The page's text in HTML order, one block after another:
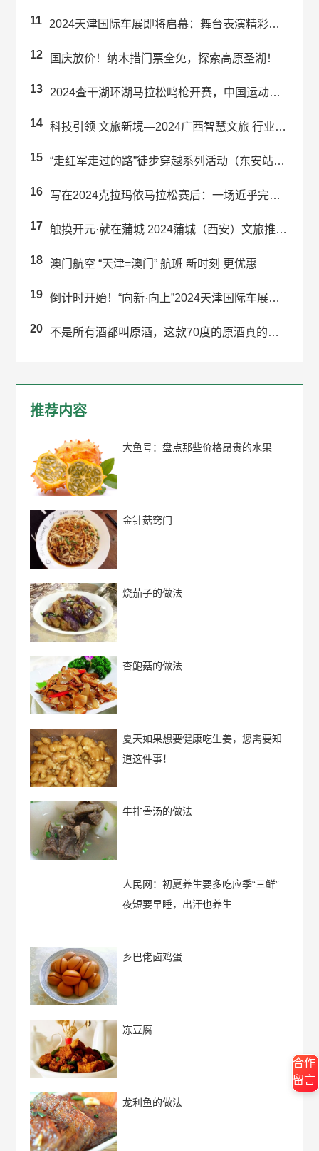
11 2024天津国际车展即将启幕：舞台表演精彩纷呈！
12 国庆放价！纳木措门票全免，探索高原圣湖！
13 2024查干湖环湖马拉松鸣枪开赛，中国运动员包揽男女子冠军
14 科技引领 文旅新境—2024广西智慧文旅 行业交流大会在南宁成功举办
15 “走红军走过的路”徒步穿越系列活动（东安站）暨舜皇山首届登山活动举行
16 写在2024克拉玛依马拉松赛后：一场近乎完美的“双向奔赴”
17 触摸开元·就在蒲城 2024蒲城（西安）文旅推介会成功举办
18 澳门航空 “天津=澳门” 航班 新时刻 更优惠
19 倒计时开始！“向新·向上”2024天津国际车展即将启幕！
20 不是所有酒都叫原酒，这款70度的原酒真的有那么好喝吗？
推荐内容
大鱼号：盘点那些价格昂贵的水果
金针菇窍门
烧茄子的做法
杏鲍菇的做法
夏天如果想要健康吃生姜，您需要知
道这件事！
牛排骨汤的做法
人民网：初夏养生要多吃应季“三鲜”
夜短要早睡，出汗也养生
乡巴佬卤鸡蛋
冻豆腐
龙利鱼的做法
合作
留言